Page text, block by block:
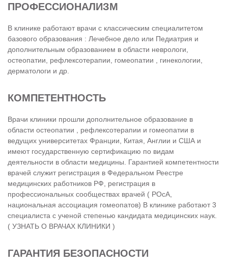
ПРОФЕССИОНАЛИЗМ
В клинике работают врачи с классическим специалитетом
базового образования : Лечебное дело или Педиатрия и
дополнительным образованием в области неврологи,
остеопатии, рефлексотерапии, гомеопатии , гинекологии,
дерматологи и др.
КОМПЕТЕНТНОСТЬ
Врачи клиники прошли дополнительное образование в
области остеопатии , рефлексотерапии и гомеопатии в
ведущих университетах Франции, Китая, Англии и США и
имеют государственную сертификацию по видам
деятельности в области медицины. Гарантией компетентности
врачей служит регистрация в Федеральном Реестре
медицинских работников РФ, регистрация в
профессиональных сообществах врачей ( РОсА,
национальная ассоциация гомеопатов) В клинике работают 3
специалиста с ученой степенью кандидата медицинских наук.
( УЗНАТЬ О ВРАЧАХ КЛИНИКИ )
ГАРАНТИЯ БЕЗОПАСНОСТИ